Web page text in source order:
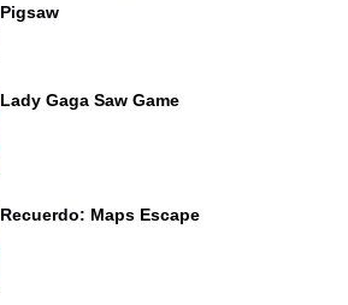
Pigsaw
Lady Gaga Saw Game
Recuerdo: Maps Escape